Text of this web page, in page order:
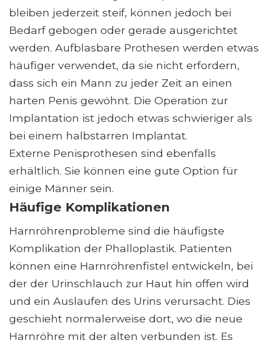
bleiben jederzeit steif, können jedoch bei
Bedarf gebogen oder gerade ausgerichtet
werden. Aufblasbare Prothesen werden etwas
häufiger verwendet, da sie nicht erfordern,
dass sich ein Mann zu jeder Zeit an einen
harten Penis gewöhnt. Die Operation zur
Implantation ist jedoch etwas schwieriger als
bei einem halbstarren Implantat.
Externe Penisprothesen sind ebenfalls
erhältlich. Sie können eine gute Option für
einige Männer sein.
Häufige Komplikationen
Harnröhrenprobleme sind die häufigste
Komplikation der Phalloplastik. Patienten
können eine Harnröhrenfistel entwickeln, bei
der der Urinschlauch zur Haut hin offen wird
und ein Auslaufen des Urins verursacht. Dies
geschieht normalerweise dort, wo die neue
Harnröhre mit der alten verbunden ist. Es